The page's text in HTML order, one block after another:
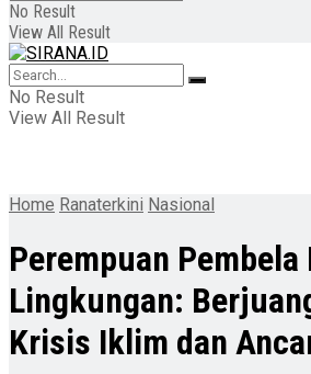
No Result
View All Result
No Result
View All Result
Home Ranaterkini Nasional
Perempuan Pembela
Lingkungan:
Krisis Iklim dan